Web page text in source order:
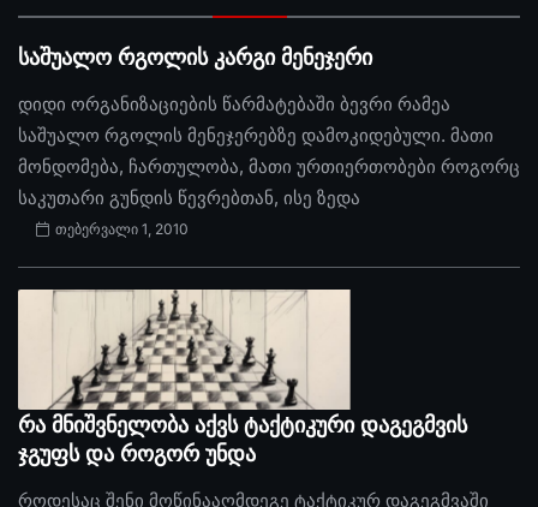
საშუალო რგოლის კარგი მენეჯერი
დიდი ორგანიზაციების წარმატებაში ბევრი რამეა
საშუალო რგოლის მენეჯერებზე დამოკიდებული. მათი
მონდომება, ჩართულობა, მათი ურთიერთობები როგორც
საკუთარი გუნდის წევრებთან, ისე ზედა
თებერვალი 1, 2010
რა მნიშვნელობა აქვს ტაქტიკური დაგეგმვის
ჯგუფს და როგორ უნდა
როდესაც შენი მოწინააღმდეგე ტაქტიკურ დაგეგმვაში